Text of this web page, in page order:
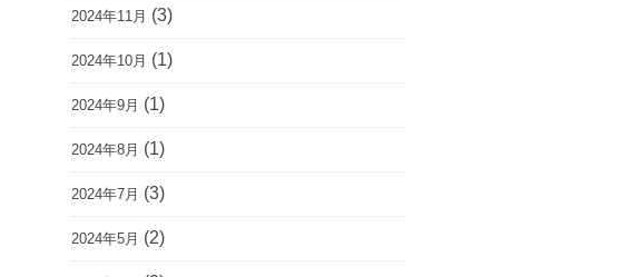
2024年11月 (3)
2024年10月 (1)
2024年9月 (1)
2024年8月 (1)
2024年7月 (3)
2024年5月 (2)